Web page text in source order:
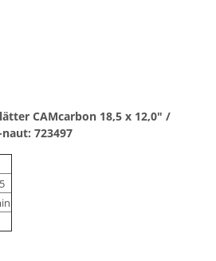
CAMcarbon 18,5 x 12,0" /
723497